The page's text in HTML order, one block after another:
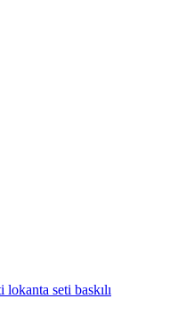
seti baskılı